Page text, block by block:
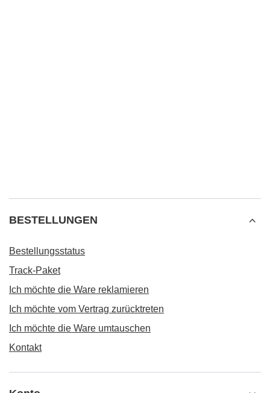
BESTELLUNGEN
Bestellungsstatus
Track-Paket
Ich möchte die Ware reklamieren
Ich möchte vom Vertrag zurücktreten
Ich möchte die Ware umtauschen
Kontakt